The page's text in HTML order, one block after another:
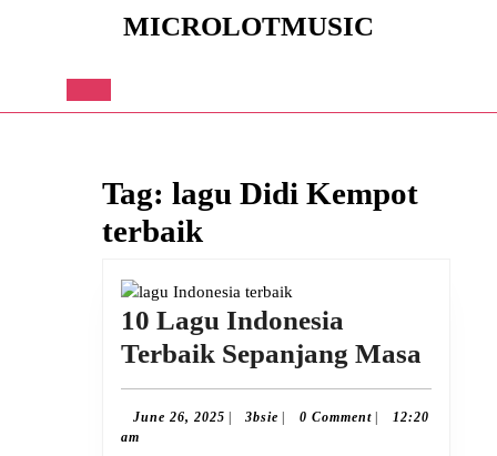
MICROLOTMUSIC
Open
Tag: lagu Didi Kempot
terbaik
10 Lagu Indonesia
Terbaik Sepanjang Masa
Lagu
June 26, 2025 June
| 3bsie 3bsie
| 0 Comment |
12:20
am